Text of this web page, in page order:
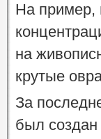
На пример,
на
крутые
За
был